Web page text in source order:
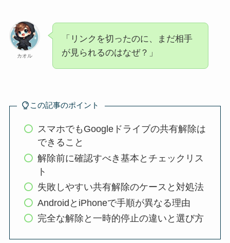
カオル
「リンクを切ったのに、まだ相手
が見られるのはなぜ？」
この記事のポイント
スマホでもGoogleドライブの共有解除は
できること
解除前に確認すべき基本とチェックリス
ト
失敗しやすい共有解除のケースと対処法
AndroidとiPhoneで手順が異なる理由
完全な解除と一時的停止の違いと選び方